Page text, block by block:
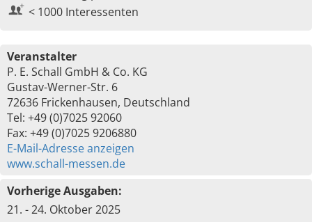
< 1000 Interessenten
Veranstalter
P. E. Schall GmbH & Co. KG
Gustav-Werner-Str. 6
72636 Frickenhausen, Deutschland
Tel: +49 (0)7025 92060
Fax: +49 (0)7025 9206880
E-Mail-Adresse anzeigen
www.schall-messen.de
Vorherige Ausgaben:
21. - 24. Oktober 2025